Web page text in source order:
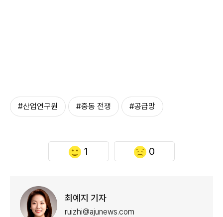
#산업연구원 #중동 전쟁 #공급망
1 0
최예지 기자
ruizhi@ajunews.com